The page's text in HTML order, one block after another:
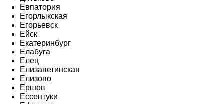
Евпатория
Егорлыкская
Егорьевск
Ейск
Екатеринбург
Елабуга
Елец
Елизаветинская
Елизово
Ершов
Ессентуки